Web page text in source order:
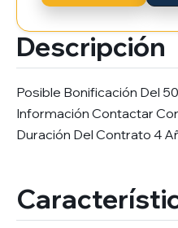
Descripción
Posible Bonificación Del
Información Contactar
Duración Del Contrato 4